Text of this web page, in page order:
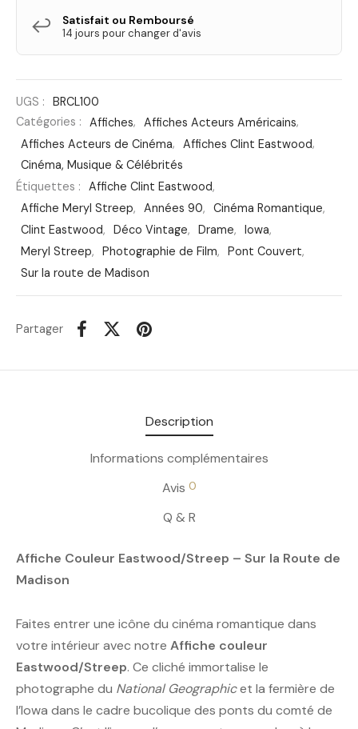
↩️ Satisfait ou Remboursé
14 jours pour changer d'avis
UGS :
BRCL100
Catégories :
Affiches, Affiches Acteurs Américains,
Affiches Acteurs de Cinéma, Affiches Clint Eastwood,
Cinéma, Musique & Célébrités
Étiquettes :
Affiche Clint Eastwood,
Affiche Meryl Streep, Années 90, Cinéma Romantique,
Clint Eastwood, Déco Vintage, Drame, Iowa,
Meryl Streep, Photographie de Film, Pont Couvert,
Sur la route de Madison
Partager
Description
Informations complémentaires
Avis 0
Q & R
Affiche Couleur Eastwood/Streep – Sur la Route de
Madison
Faites entrer une icône du cinéma romantique dans
votre intérieur avec notre Affiche couleur
Eastwood/Streep. Ce cliché immortalise le
photographe du National Geographicet la fermière de
l’Iowa dans le cadre bucolique des ponts du comté de